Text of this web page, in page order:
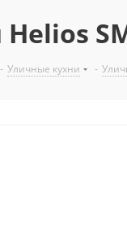
- Уличные кухни -